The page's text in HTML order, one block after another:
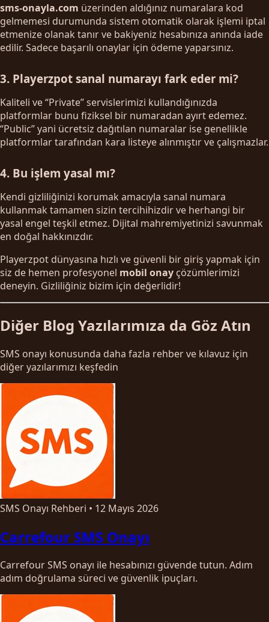
sms-onayla.com üzerinden aldığınız numaralara kod
gelmemesi durumunda sistem otomatik olarak işlemi iptal
etmenize olanak tanır ve bakiyeniz hesabınıza anında iade
edilir. Sadece başarılı onaylar için ödeme yaparsınız.
3. Playerzpot sanal numarayı fark eder mi?
Kaliteli ve “Private” servislerimizi kullandığınızda
platformlar bunu fiziksel bir numaradan ayırt edemez.
“Public” yani ücretsiz dağıtılan numaralar ise genellikle
platformlar tarafından kara listeye alınmıştır ve çalışmazlar.
4. Bu işlem yasal mı?
Kendi gizliliğinizi korumak amacıyla sanal numara
kullanmak tamamen sizin tercihihizdir ve herhangi bir
yasal engel teşkil etmez. Dijital mahremiyetinizi savunmak
en doğal hakkınızdır.
Playerzpot dünyasına hızlı ve güvenli bir giriş yapmak için
siz de hemen profesyonel mobil onay çözümlerimizi
deneyin. Gizliliğiniz bizim için değerlidir!
Diğer Blog Yazılarımıza da Göz Atın
SMS onayı konusunda daha fazla rehber ve kılavuz için
diğer yazılarımızı keşfedin
SMS Onayı Rehberi • 12 Mayıs 2026
Carrefour SMS Onayı
Carrefour SMS onayı ile hesabınızı güvende tutun. Adım
adım doğrulama süreci ve güvenlik ipuçları.